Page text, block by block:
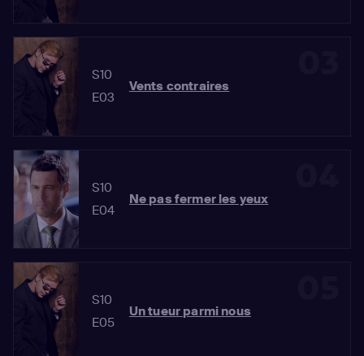
S10
E03
Vents contraires
S10
E04
Ne pas fermer les yeux
S10
E05
Un tueur parmi nous